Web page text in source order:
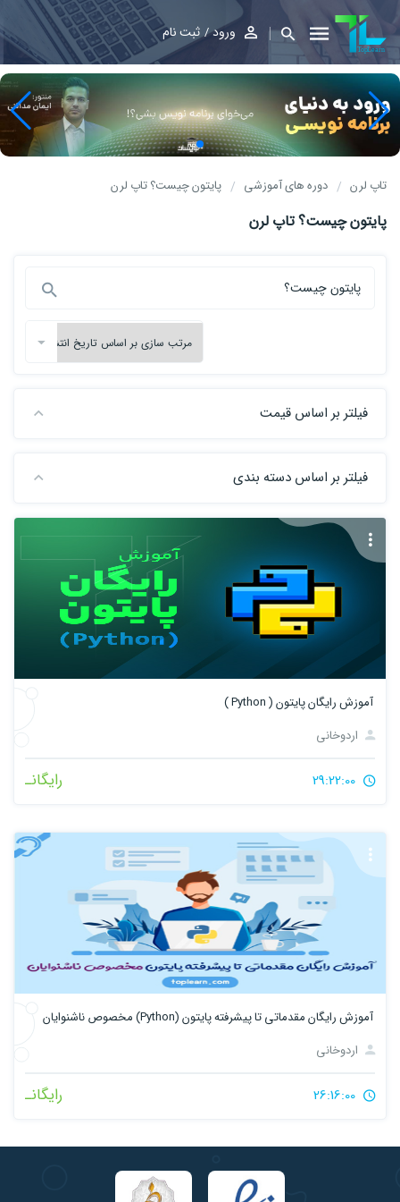
ورود ثبت نام
تاپ لرن دوره های آموزشی پایتون چیست؟ تاپ لرن
پایتون چیست؟ تاپ لرن
فیلتر بر اساس قیمت
فیلتر بر اساس دسته بندی
آموزش رایگان پایتون ( Python )
اردوخانی
رایگانـ
آموزش رایگان مقدماتی تا پیشرفته پایتون (Python) مخصوص ناشنوایان
اردوخانی
رایگانـ